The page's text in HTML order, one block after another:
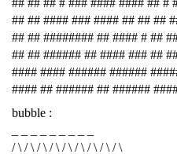
## ## #### ### #### ## ## ##
## ## ######## ## #### # ##
## ## ###### ## #### ### ##
#### #### ###### ######
#### ## ###### ## ######
bubble :
/ \ / \ / \ / \ / \ / \ / \ / \ / \